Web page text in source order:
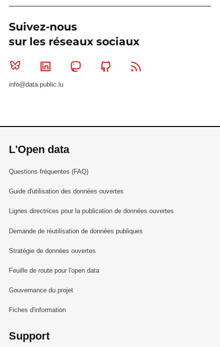
Suivez-nous
sur les réseaux sociaux
Bluesky Linkedin MastodonGithub
info@data.public.lu
L'Open data
Questions fréquentes (FAQ)
Guide d'utilisation des données ouvertes
Lignes directrices pour la publication de données ouvertes
Demande de réutilisation de données publiques
Stratégie de données ouvertes
Feuille de route pour l'open data
Gouvernance du projet
Fiches d'information
Support